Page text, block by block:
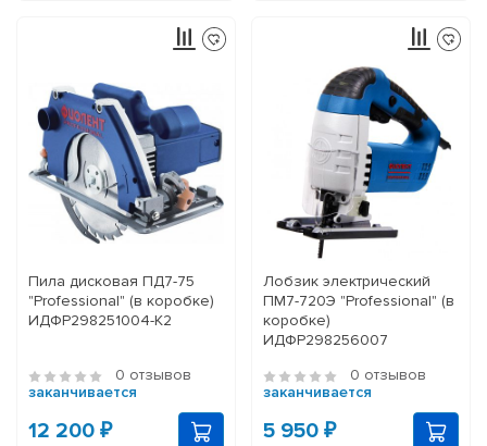
Пила дисковая ПД7-75
"Professional" (в коробке)
ИДФР298251004-К2
0 отзывов
заканчивается
12 200 ₽
Лобзик электрический
ПМ7-720Э "Professional" (в
коробке)
ИДФР298256007
0 отзывов
заканчивается
5 950 ₽